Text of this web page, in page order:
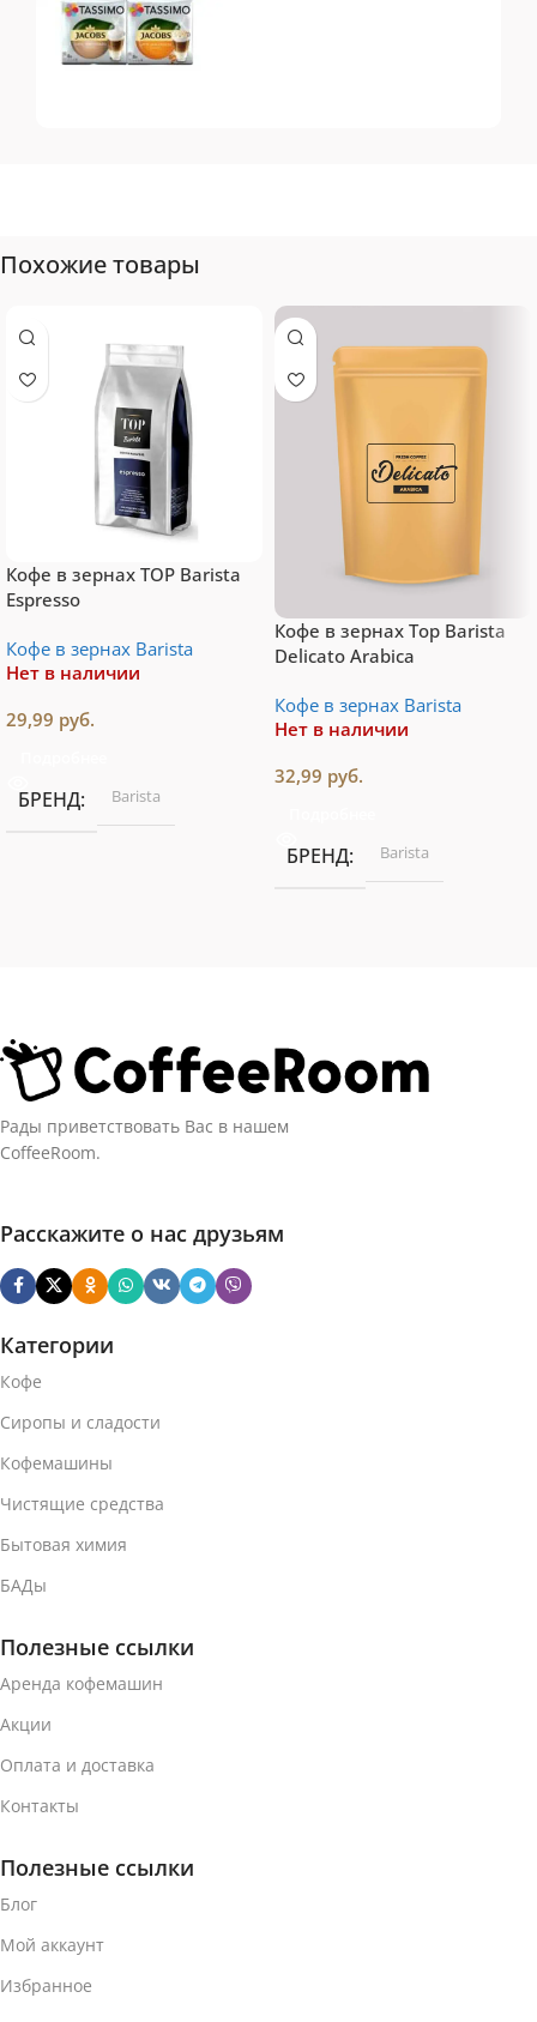
Похожие товары
Кофе в зернах TOP Barista
Espresso
Кофе в зернах Barista
Нет в наличии
29,99 руб.
БРЕНД Barista
Кофе в зернах Top Barista
Delicato Arabica
Кофе в зернах Barista
Нет в наличии
32,99 руб.
БРЕНД Barista
Рады приветствовать Вас в нашем
CoffeeRoom.
Расскажите о нас друзьям
Категории
Кофе
Сиропы и сладости
Кофемашины
Чистящие средства
Бытовая химия
БАДы
Полезные ссылки
Аренда кофемашин
Акции
Оплата и доставка
Контакты
Полезные ссылки
Блог
Мой аккаунт
Избранное